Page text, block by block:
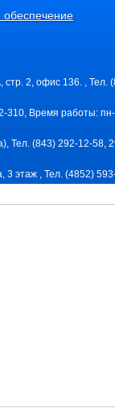
2, офис 136. ,
310, Время работы:
Тел. (843) 292-12-
этаж , Тел. (4852)